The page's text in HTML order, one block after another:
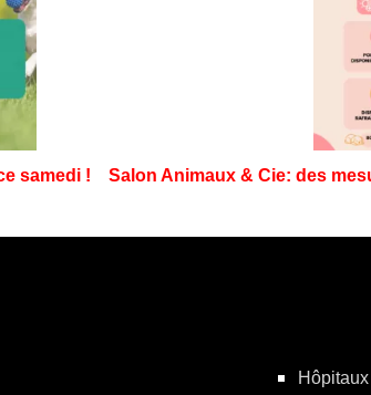
samedi ! Salon Animaux & Cie: des